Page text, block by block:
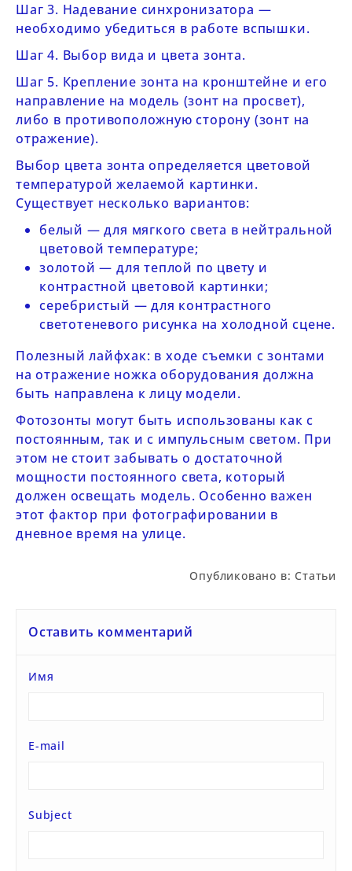
Шаг 3. Надевание синхронизатора —
необходимо убедиться в работе вспышки.
Шаг 4. Выбор вида и цвета зонта.
Шаг 5. Крепление зонта на кронштейне и его
направление на модель (зонт на просвет),
либо в противоположную сторону (зонт на
отражение).
Выбор цвета зонта определяется цветовой
температурой желаемой картинки.
Существует несколько вариантов:
белый — для мягкого света в нейтральной
цветовой температуре;
золотой — для теплой по цвету и
контрастной цветовой картинки;
серебристый — для контрастного
светотеневого рисунка на холодной сцене.
Полезный лайфхак: в ходе съемки с зонтами
на отражение ножка оборудования должна
быть направлена к лицу модели.
Фотозонты могут быть использованы как с
постоянным, так и с импульсным светом. При
этом не стоит забывать о достаточной
мощности постоянного света, который
должен освещать модель. Особенно важен
этот фактор при фотографировании в
дневное время на улице.
Опубликовано в: Статьи
Оставить комментарий
Имя
E-mail
Subject